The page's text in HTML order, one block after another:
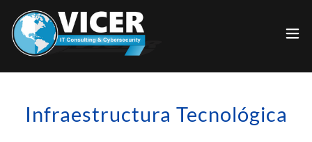
Infraestructura Tecnológica